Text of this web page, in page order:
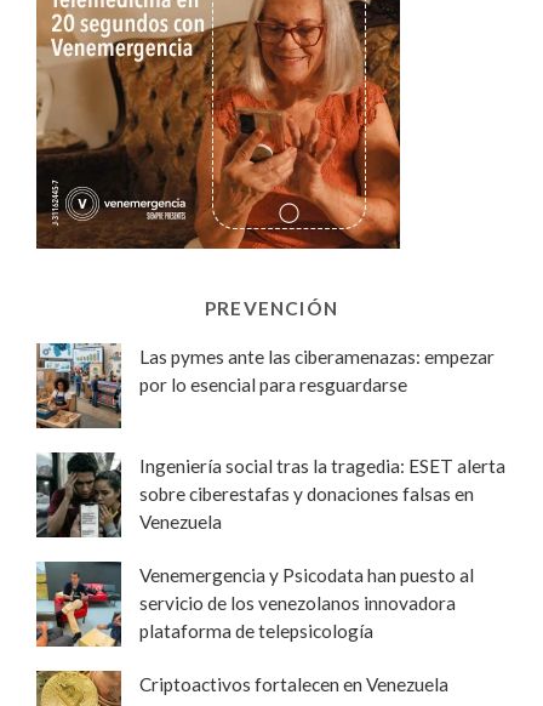
PREVENCIÓN
Las pymes ante las ciberamenazas: empezar
por lo esencial para resguardarse
Ingeniería social tras la tragedia: ESET alerta
sobre ciberestafas y donaciones falsas en
Venezuela
Venemergencia y Psicodata han puesto al
servicio de los venezolanos innovadora
plataforma de telepsicología
Criptoactivos fortalecen en Venezuela